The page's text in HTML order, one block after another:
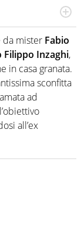
per Virgilio
attento e
C
da mister Fabio
Filippo Inzaghi,
in casa granata.
sconfitta
ad
all’ex